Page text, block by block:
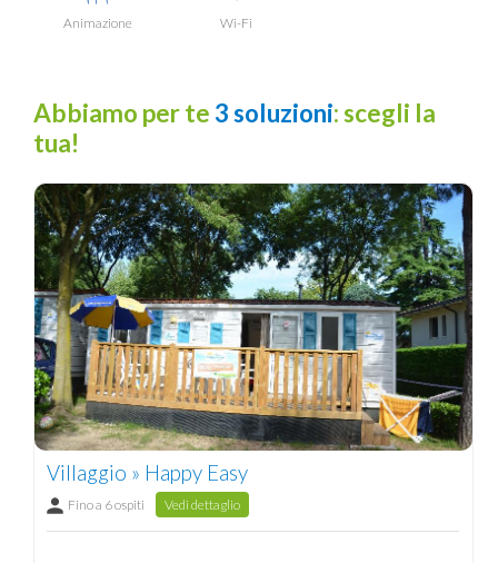
Animazione Wi-Fi
Abbiamo per te 3 soluzioni: scegli la
tua!
Villaggio » Happy Easy
Fino a 6 ospiti Vedi dettaglio